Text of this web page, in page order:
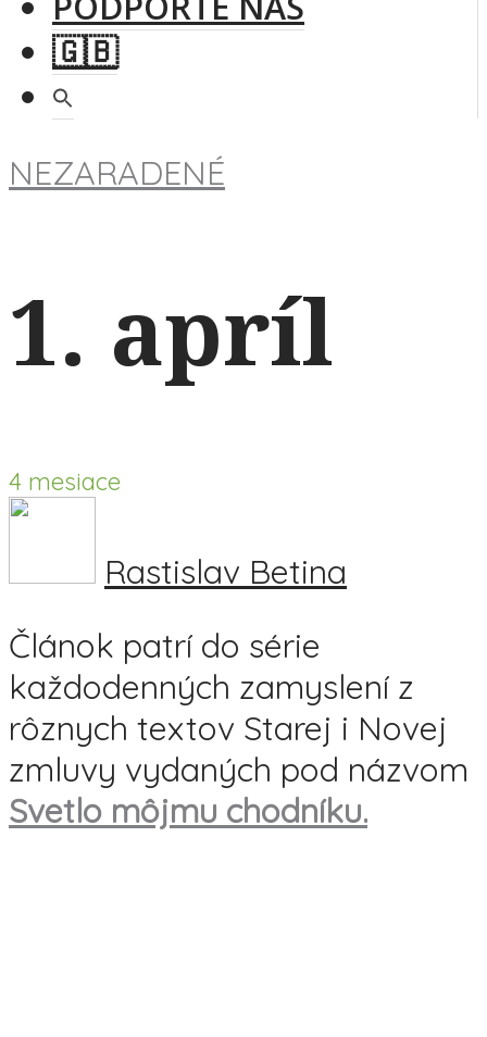
NEZARADENÉ
1. apríl
4 mesiace
Rastislav Betina
Článok patrí do série
každodenných zamyslení z
rôznych textov Starej i Novej
zmluvy vydaných pod názvom
Svetlo môjmu chodníku.